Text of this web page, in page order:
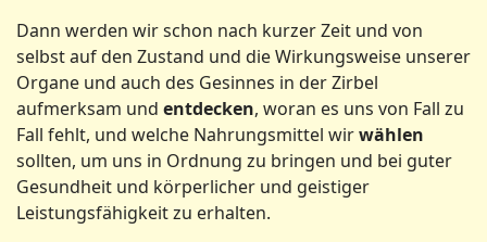
Dann werden wir schon nach kurzer Zeit und von
selbst auf den Zustand und die Wirkungsweise unserer
Organe und auch des Gesinnes in der Zirbel
aufmerksam und entdecken, woran es uns von Fall zu
Fall fehlt, und welche Nahrungsmittel wirwählen
sollten, um uns in Ordnung zu bringen und bei guter
Gesundheit und körperlicher und geistiger
Leistungsfähigkeit zu erhalten.